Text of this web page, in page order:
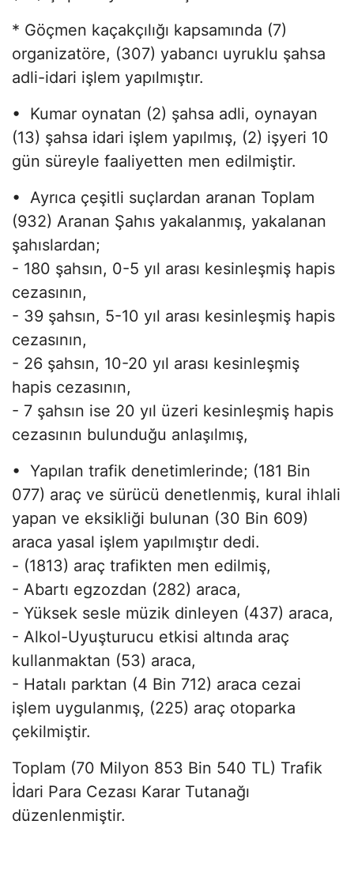
* Göçmen kaçakçılığı kapsamında (7)
organizatöre, (307) yabancı uyruklu şahsa
adli-idari işlem yapılmıştır.
• Kumar oynatan (2) şahsa adli, oynayan
(13) şahsa idari işlem yapılmış, (2) işyeri 10
gün süreyle faaliyetten men edilmiştir.
• Ayrıca çeşitli suçlardan aranan Toplam
(932) Aranan Şahıs yakalanmış, yakalanan
şahıslardan;
- 180 şahsın, 0-5 yıl arası kesinleşmiş hapis
cezasının,
- 39 şahsın, 5-10 yıl arası kesinleşmiş hapis
cezasının,
- 26 şahsın, 10-20 yıl arası kesinleşmiş
hapis cezasının,
- 7 şahsın ise 20 yıl üzeri kesinleşmiş hapis
cezasının bulunduğu anlaşılmış,
• Yapılan trafik denetimlerinde; (181 Bin
077) araç ve sürücü denetlenmiş, kural ihlali
yapan ve eksikliği bulunan (30 Bin 609)
araca yasal işlem yapılmıştır dedi.
- (1813) araç trafikten men edilmiş,
- Abartı egzozdan (282) araca,
- Yüksek sesle müzik dinleyen (437) araca,
- Alkol-Uyuşturucu etkisi altında araç
kullanmaktan (53) araca,
- Hatalı parktan (4 Bin 712) araca cezai
işlem uygulanmış, (225) araç otoparka
çekilmiştir.
Toplam (70 Milyon 853 Bin 540 TL) Trafik
İdari Para Cezası Karar Tutanağı
düzenlenmiştir.